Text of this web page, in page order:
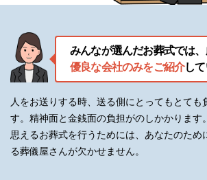
みんなが選んだお葬式では
優良な会社のみをご紹介し
人をお送りする時、送る側にとってもとても
す。精神面と金銭面の負担がのしかかります。
思えるお葬式を行うためには、あなたのため
る葬儀屋さんが欠かせません。